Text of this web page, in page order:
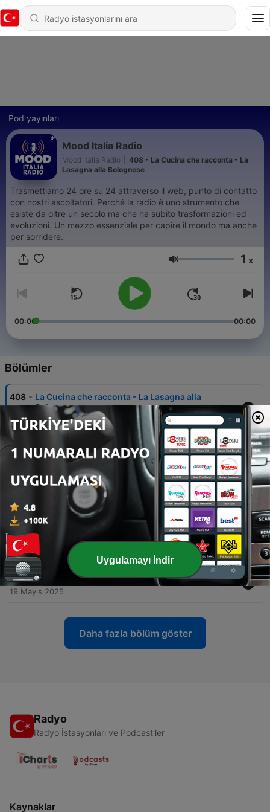
Pod yayınları
Mood Italia Radio
Mood Italia Radio
408 - La Cucina che racconta - La
Lasagna alla Bolognese
Trasmettiamo 24 ore su 24 attraverso il web, punto di contatto
con nostri ascoltatori. Perché la radio è uno strumento che
esiste da oltre un secolo ma che ha subito trasformazioni ed
evoluzioni. Un mezzo essenziale per capire il mondo ma anche
per sorridere.
Ses 1 x
00:00 00:00
Bölümler
408 - La Cucina che racconta - La Lasagna alla
Bolognese
14 Eki 2025
Non volare ma viaggiare - Visitiamo la Calabria
con Roberta Zennaro
Non volare ma viaggiare - Visitiamo Bolsena con
Simonetta Clucher
10 Eyl 2025
405 - La Cucina che racconta - La Carbonara
29 Mayıs 2025
404 - La cucina che racconta - La Caponata siciliana
19 Mayıs 2025
Daha fazla bölüm göster
Radyo
Radyo İstasyonları ve Podcast'ler
Kaynaklar
Uygulamayı İndir